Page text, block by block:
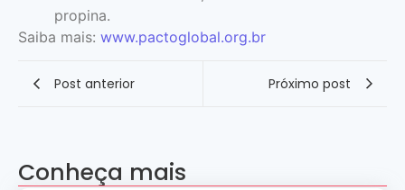
propina.
Saiba mais: www.pactoglobal.org.br
Post anterior Próximo post
Conheça mais